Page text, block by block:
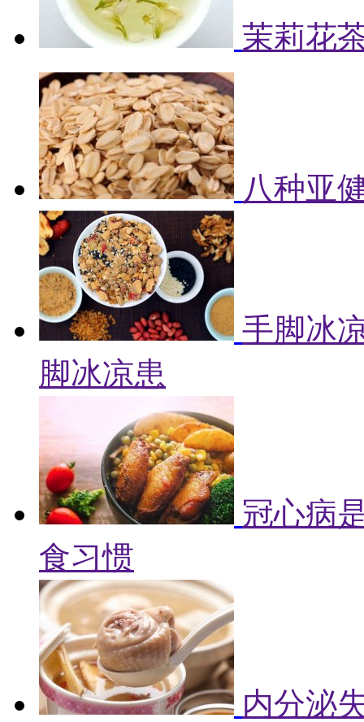
茉莉花
八种亚
手脚冰
脚冰凉患
冠心病
食习惯
内分泌